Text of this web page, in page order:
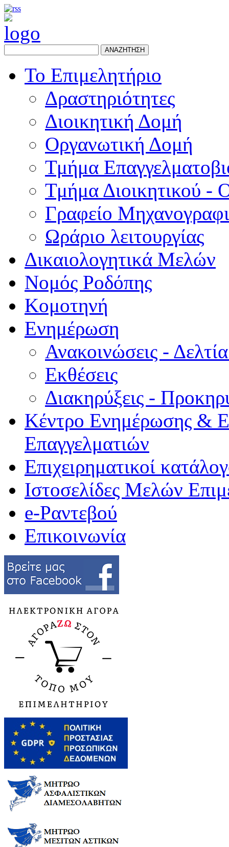
ΑΝΑΖΗΤΗΣΗ
Το Επιμελητήριο
Δραστηριότητες
Διοικητική Δομή
Οργανωτική Δομή
Τμήμα
Τμήμα Διοικητικού -
Γραφείο
Ωράριο λειτουργίας
Δικαιολογητικά Μελών
Νομός Ροδόπης
Κομοτηνή
Ενημέρωση
Ανακοινώσεις -
Εκθέσεις
Διακηρύξεις -
Κέντρο Ενημέρωσης &
Επαγγελματιών
Επιχειρηματικοί
Ιστοσελίδες Μελών
e-Ραντεβού
Επικοινωνία